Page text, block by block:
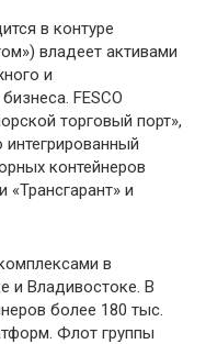
в контуре
владеет активами
и
FESCO
торговый порт»,
контейнеров
и
в
и Владивостоке. В
более 180 тыс.
Флот группы